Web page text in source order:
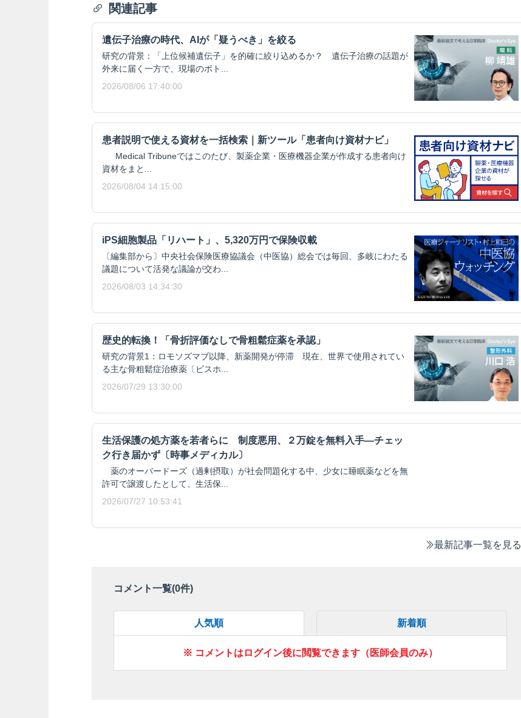
関連記事
遺伝子治療の時代、AIが「疑うべき」を絞る
研究の背景：「上位候補遺伝子」を的確に絞り込めるか？ 遺伝子治療の話題が
外来に届く一方で、現場のボト...
2026/08/06 17:40:00
患者説明で使える資材を一括検索｜新ツール「患者向け資材ナビ」
Medical Tribuneではこのたび、製薬企業・医療機器企業が作成する患者向け
資材をまと...
2026/08/04 14:15:00
iPS細胞製品「リハート」、5,320万円で保険収載
〔編集部から〕中央社会保険医療協議会（中医協）総会では毎回、多岐にわたる
議題について活発な議論が交わ...
2026/08/03 14:34:30
歴史的転換！「骨折評価なしで骨粗鬆症薬を承認」
研究の背景1：ロモソズマブ以降、新薬開発が停滞 現在、世界で使用されてい
る主な骨粗鬆症治療薬〔ビスホ...
2026/07/29 13:30:00
生活保護の処方薬を若者らに 制度悪用、２万錠を無料入手―チェッ
ク行き届かず〔時事メディカル〕
薬のオーバードーズ（過剰摂取）が社会問題化する中、少女に睡眠薬などを無
許可で譲渡したとして、生活保...
2026/07/27 10:53:41
最新記事一覧を見る
コメント一覧(0件)
人気順 新着順
※ コメントはログイン後に閲覧できます（医師会員のみ）